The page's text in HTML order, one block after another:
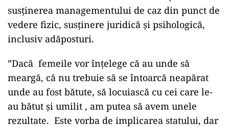
susținerea managementului de caz din punct de
vedere fizic, susținere juridică și psihologică,
inclusiv adăposturi.
”Dacă femeile vor înțelege că au unde să
meargă, că nu trebuie să se întoarcă neapărat
unde au fost bătute, să locuiască cu cei care le-
au bătut și umilit , am putea să avem unele
rezultate. Este vorba de implicarea statului, dar